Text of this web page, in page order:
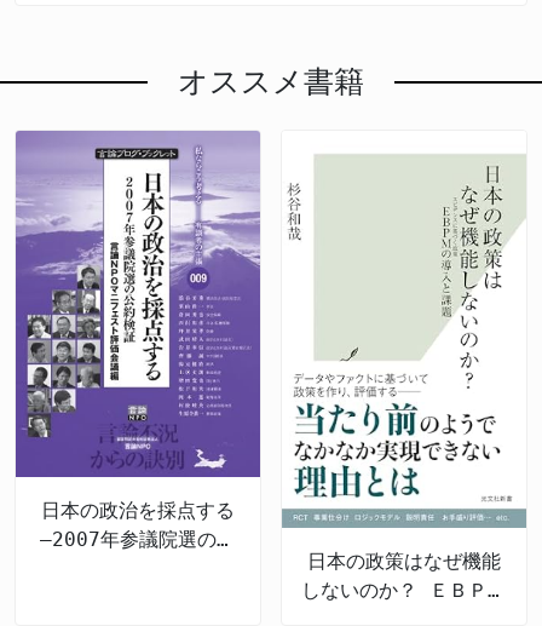
オススメ書籍
日本の政治を採点する
―2007年参議院選の公
日本の政策はなぜ機能
しないのか？ ＥＢＰＭ